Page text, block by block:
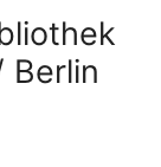
Berlin